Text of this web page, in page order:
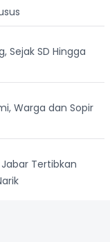
Sejak SD Hingga
Warga dan Sopir
Tertibkan